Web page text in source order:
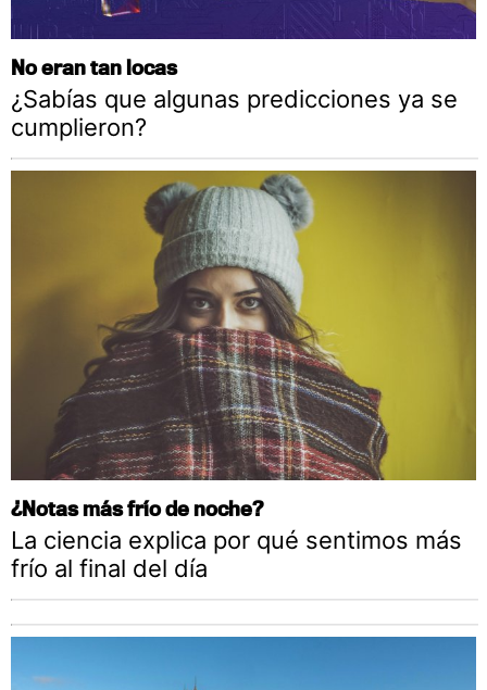
No eran tan locas
¿Sabías que algunas predicciones ya se
cumplieron?
¿Notas más frío de noche?
La ciencia explica por qué sentimos más
frío al final del día